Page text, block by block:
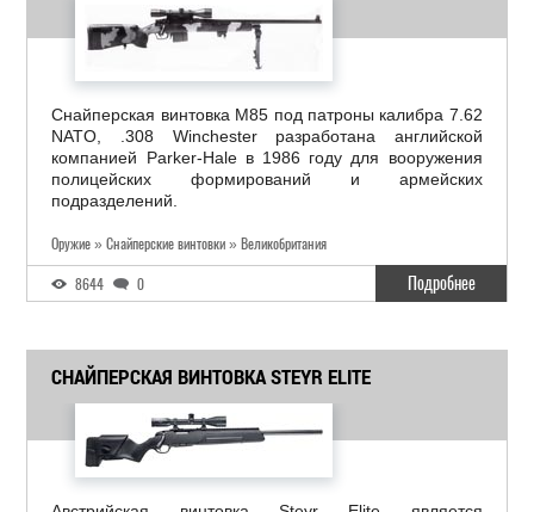
Снайперская винтовка M85 под патроны калибра 7.62
NATO, .308 Winchester разработана английской
компанией Parker-Hale в 1986 году для вооружения
полицейских формирований и армейских
подразделений.
Оружие » Снайперские винтовки » Великобритания
8644 0 Подробнее
СНАЙПЕРСКАЯ ВИНТОВКА STEYR ELITE